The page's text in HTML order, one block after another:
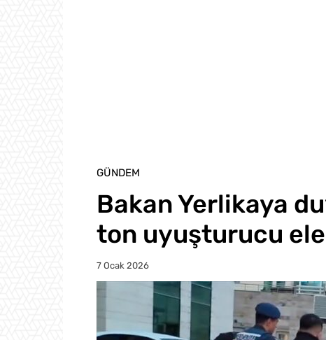
GÜNDEM
Bakan Yerlikaya
ton uyuşturucu
7 Ocak 2026